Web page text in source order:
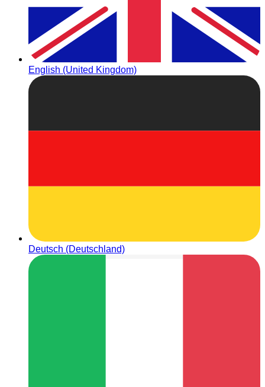
English (United Kingdom)
Deutsch (Deutschland)